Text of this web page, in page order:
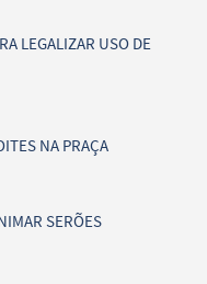
LEGALIZAR USO DE
NA PRAÇA
SERÕES